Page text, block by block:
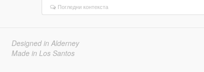
Погледни контекста
Designed in Alderney
Made in Los Santos